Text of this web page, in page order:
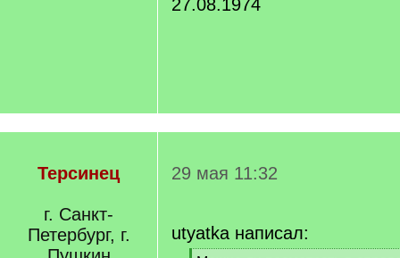
27.08.1974
Терсинец
г. Санкт-
Петербург, г.
29 мая 11:32
utyatka написал: